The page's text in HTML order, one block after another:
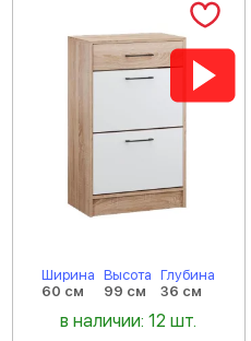
Ширина
60 см
Высота
99 см
Глубина
36 см
в наличии: 12 шт.